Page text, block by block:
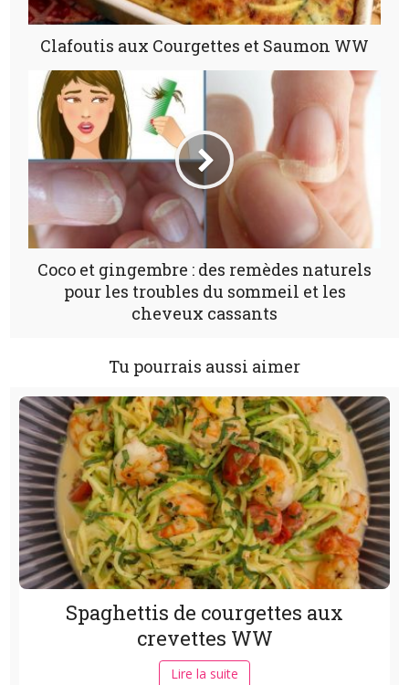
Clafoutis aux Courgettes et Saumon WW
Coco et gingembre : des remèdes naturels
pour les troubles du sommeil et les
cheveux cassants
Tu pourrais aussi aimer
Spaghettis de courgettes aux
crevettes WW
Lire la suite